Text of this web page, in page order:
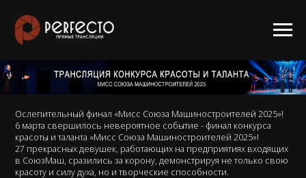
Ослепительный финал «Мисс Союза Машиностроителей 2025»!
6 марта свершилось невероятное событие - финал конкурса
в СоюзМаш, сразились за корону, демонстрируя не только свою
красоту и силу духа, но и творческие способности.
Трансляция велась вВКонтакте